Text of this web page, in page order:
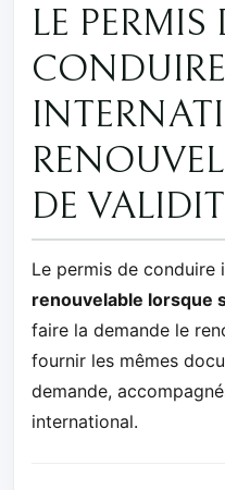
LE PERMIS
CONDUIRE
DE
Le permis de conduire
renouvelable lorsque
faire la demande le
fournir les mêmes
demande,
international.